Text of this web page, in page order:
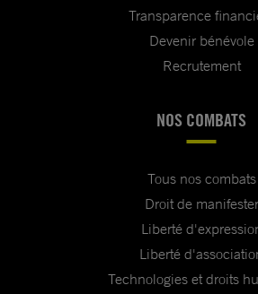
Transparence
Devenir bénévole
Recrutement
NOS COMBATS
Tous nos combats
Droit de manifester
Liberté
Liberté
Technologies et droits